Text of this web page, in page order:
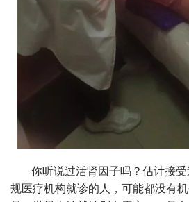
你听说过活肾因子吗？估计接
规医疗机构就诊的人，可能都没有